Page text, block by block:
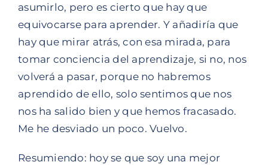
asumirlo, pero es cierto que hay que
equivocarse para aprender. Y añadiría que
hay que mirar atrás, con esa mirada, para
tomar conciencia del aprendizaje, si no, nos
volverá a pasar, porque no habremos
aprendido de ello, solo sentimos que nos
nos ha salido bien y que hemos fracasado.
Me he desviado un poco. Vuelvo.
Resumiendo: hoy se que soy una mejor